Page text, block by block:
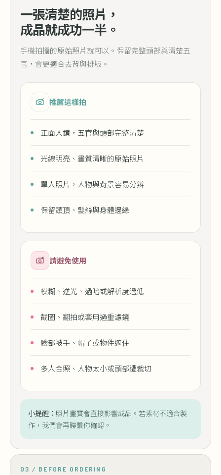
一張清楚的照片，
成品就成功一半。
手機拍攝的原始照片就可以。保留完整頭部與清楚五
官，會更適合去背與排版。
推薦這樣拍
正面入鏡，五官與頭部完整清楚
光線明亮、畫質清晰的原始照片
單人照片，人物與背景容易分辨
保留頭頂、髮絲與身體邊緣
請避免使用
模糊、逆光、過暗或解析度過低
截圖、翻拍或套用過重濾鏡
臉部被手、帽子或物件遮住
多人合照、人物太小或頭部遭裁切
小提醒： 照片畫質會直接影響成品。若素材不適合製
作，我們會再聯繫你確認。
03 / BEFORE ORDERING